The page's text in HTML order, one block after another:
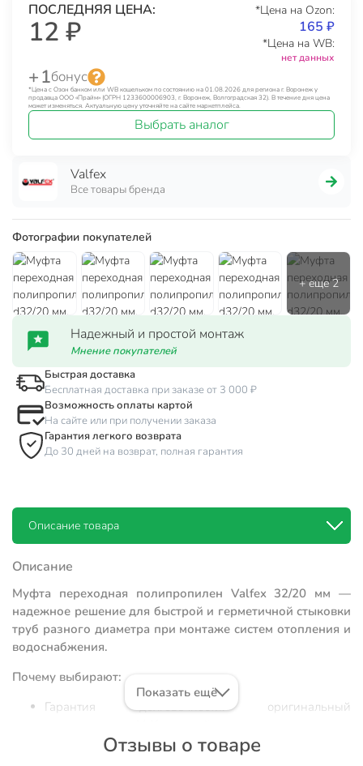
ПОСЛЕДНЯЯ ЦЕНА:
12 ₽
*Цена на Ozon:
165 ₽
*Цена на WB:
нет данных
+ 1бонус
*Цена с Озон банком или WB кошельком по состоянию на 01.08.2026 для региона г. Воронеж у
продавца ООО «Прайм» (ОГРН 1233600006903, г. Воронеж, Волгоградская 32). В течение дня цена
может изменяться. Актуальную цену уточняйте на сайте маркетплейса.
Выбрать аналог
Valfex
Все товары бренда
Фотографии покупателей
Надежный и простой монтаж
Мнение покупателей
Быстрая доставка
Бесплатная доставка при заказе от 3 000 ₽
Возможность оплаты картой
На сайте или при получении заказа
Гарантия легкого возврата
До 30 дней на возврат, полная гарантия
Описание товара
Описание
Муфта переходная полипропилен Valfex 32/20 мм —
надежное решение для быстрой и герметичной стыковки
труб разного диаметра при монтаже систем отопления и
водоснабжения.
Почему выбирают:
Гарантия долговечности: оригинальный
90°C и давлению до 25 бар
Показать ещё
Отзывы о товаре